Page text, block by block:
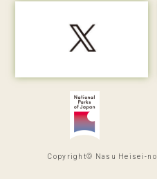
Copyright© Nasu Heisei-